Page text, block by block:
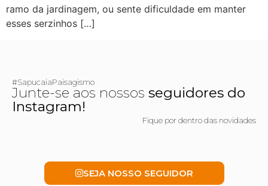
ramo da jardinagem, ou sente dificuldade em manter
esses serzinhos […]
#SapucaiaPaisagismo
Junte-se aos nossos seguidores do
Instagram!
Fique por dentro das novidades
SEJA NOSSO SEGUIDOR